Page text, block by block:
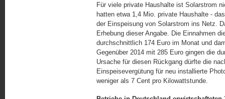
Für viele private Haushalte ist Solarstrom
hatten etwa 1,4 Mio. private Haushalte -
der Einspeisung von Solarstrom ins Netz.
Erhebung dieser Angabe. Die Einnahmen
durchschnittlich 174 Euro im Monat und
Gegenüber 2014 mit 285 Euro gingen die
Ursache für diesen Rückgang dürfte die
Einspeisevergütung für neu installierte
weniger als 7 Cent pro Kilowattstunde.